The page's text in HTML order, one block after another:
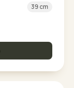
39 cm